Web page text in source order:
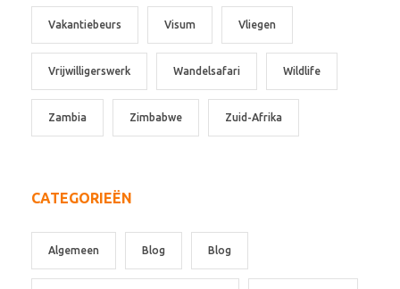
Vakantiebeurs Visum Vliegen
Vrijwilligerswerk Wandelsafari Wildlife
Zambia Zimbabwe Zuid-Afrika
CATEGORIEËN
Algemeen Blog Blog